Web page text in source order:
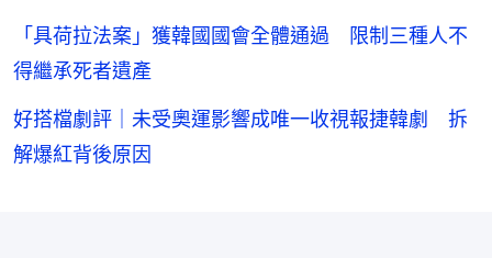
「具荷拉法案」獲韓國國會全體通過 限制三種人不
得繼承死者遺產
好搭檔劇評｜未受奧運影響成唯一收視報捷韓劇 拆
解爆紅背後原因